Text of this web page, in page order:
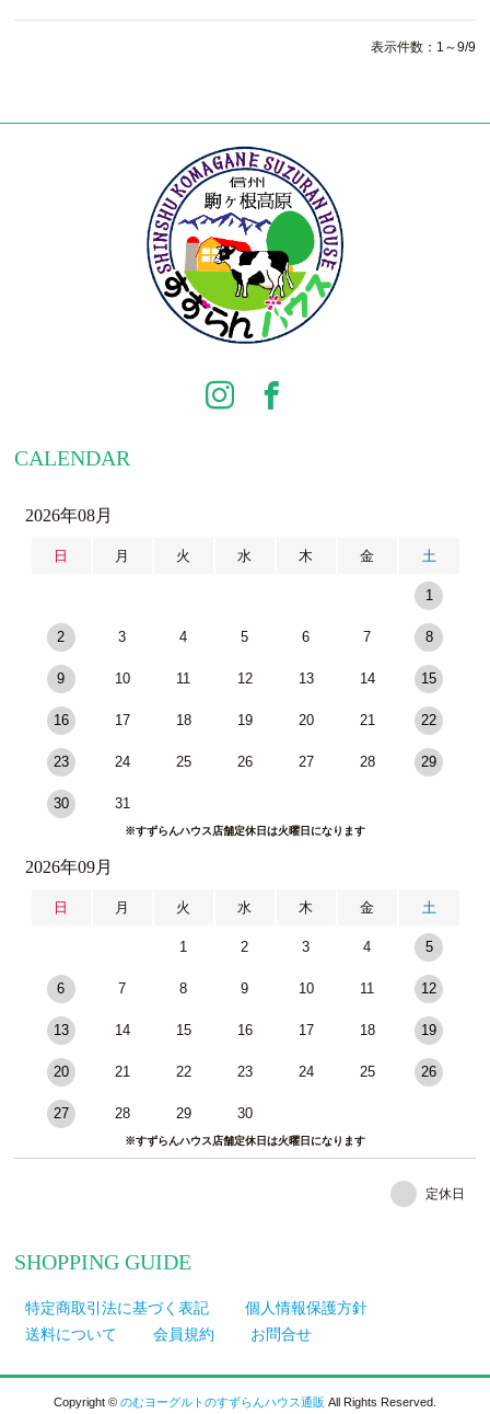
表示件数：1～9/9
CALENDAR
2026年08月
日 月 火 水 木 金 土
1
2 3 4 5 6 7 8
9 10 11 12 13 14 15
16 17 18 19 20 21 22
23 24 25 26 27 28 29
30 31
※すずらんハウス店舗定休日は火曜日になります
2026年09月
日 月 火 水 木 金 土
1 2 3 4 5
6 7 8 9 10 11 12
13 14 15 16 17 18 19
20 21 22 23 24 25 26
27 28 29 30
※すずらんハウス店舗定休日は火曜日になります
定休日
SHOPPING GUIDE
特定商取引法に基づく表記
個人情報保護方針
送料について
会員規約 お問合せ
Copyright © のむヨーグルトのすずらんハウス通販 All Rights Reserved.